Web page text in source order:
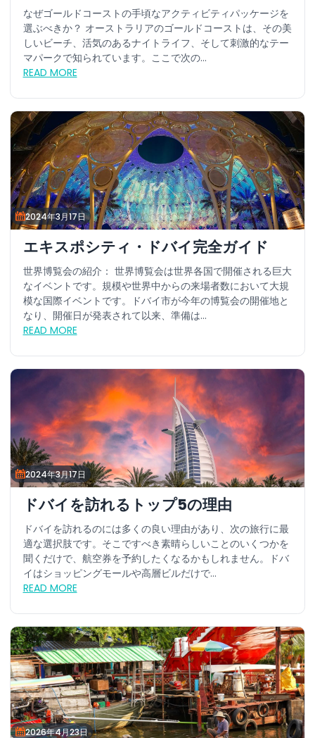
なぜゴールドコーストの手頃なアクティビティパッケージを
選ぶべきか？ オーストラリアのゴールドコーストは、その美
しいビーチ、活気のあるナイトライフ、そして刺激的なテー
マパークで知られています。ここで次の...
READ MORE
2024年3月17日
エキスポシティ・ドバイ完全ガイド
世界博覧会の紹介： 世界博覧会は世界各国で開催される巨大
なイベントです。規模や世界中からの来場者数において大規
模な国際イベントです。ドバイ市が今年の博覧会の開催地と
なり、開催日が発表されて以来、準備は...
READ MORE
2024年3月17日
ドバイを訪れるトップ5の理由
ドバイを訪れるのには多くの良い理由があり、次の旅行に最
適な選択肢です。そこですべき素晴らしいことのいくつかを
聞くだけで、航空券を予約したくなるかもしれません。ドバ
イはショッピングモールや高層ビルだけで...
READ MORE
2026年4月23日